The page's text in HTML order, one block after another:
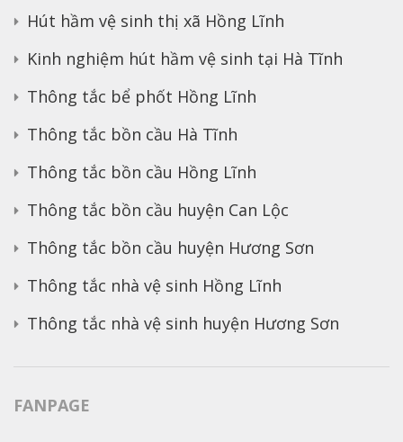
Hút hầm vệ sinh thị xã Hồng Lĩnh
Kinh nghiệm hút hầm vệ sinh tại Hà Tĩnh
Thông tắc bể phốt Hồng Lĩnh
Thông tắc bồn cầu Hà Tĩnh
Thông tắc bồn cầu Hồng Lĩnh
Thông tắc bồn cầu huyện Can Lộc
Thông tắc bồn cầu huyện Hương Sơn
Thông tắc nhà vệ sinh Hồng Lĩnh
Thông tắc nhà vệ sinh huyện Hương Sơn
FANPAGE